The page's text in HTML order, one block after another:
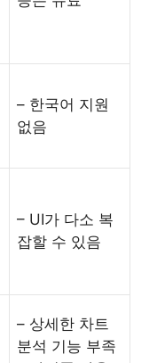
– 한국어 지원
없음
– UI가 다소 복
잡할 수 있음
– 상세한 차트
분석 기능 부족